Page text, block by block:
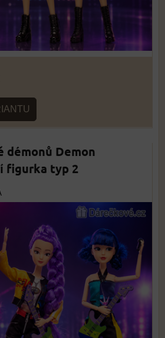
démonů Demon
figurka typ 2